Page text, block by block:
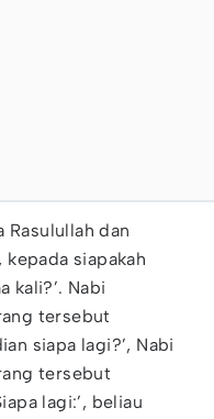
Rasulullah dan
kepada siapakah
kali?’. Nabi
tersebut
siapa lagi?’, Nabi
tersebut
lagi:’, beliau